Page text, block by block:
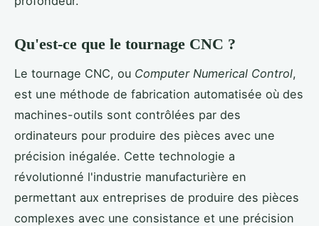
Qu'est-ce que le tournage CNC ?
Le tournage CNC, ou Computer Numerical Control,
est une méthode de fabrication automatisée où des
machines-outils sont contrôlées par des
ordinateurs pour produire des pièces avec une
précision inégalée. Cette technologie a
révolutionné l'industrie manufacturière en
permettant aux entreprises de produire des pièces
complexes avec une consistance et une précision